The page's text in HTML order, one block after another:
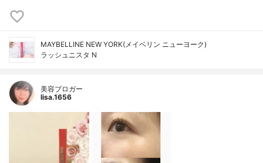
MAYBELLINE NEW YORK(メイベリン ニューヨーク)
ラッシュニスタ N
美容ブロガー
lisa.1656